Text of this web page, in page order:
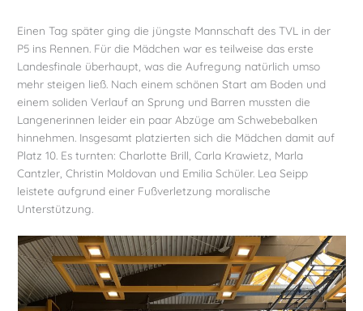
Einen Tag später ging die jüngste Mannschaft des TVL in der
P5 ins Rennen. Für die Mädchen war es teilweise das erste
Landesfinale überhaupt, was die Aufregung natürlich umso
mehr steigen ließ. Nach einem schönen Start am Boden und
einem soliden Verlauf an Sprung und Barren mussten die
Langenerinnen leider ein paar Abzüge am Schwebebalken
hinnehmen. Insgesamt platzierten sich die Mädchen damit auf
Platz 10. Es turnten: Charlotte Brill, Carla Krawietz, Marla
Cantzler, Christin Moldovan und Emilia Schüler. Lea Seipp
leistete aufgrund einer Fußverletzung moralische
Unterstützung.